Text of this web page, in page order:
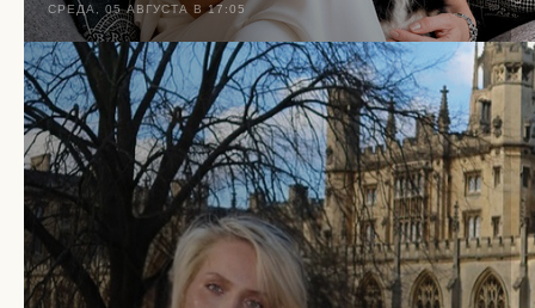
СРЕДА, 05 АВГУСТА В 17:05